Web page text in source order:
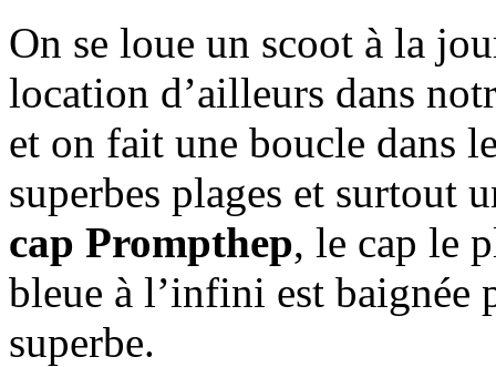
On se loue un scoot à la
location d’ailleurs dans
et on fait une boucle dans
superbes plages et surtout
cap Prompthep, le cap le
bleue à l’infini est baignée
superbe.